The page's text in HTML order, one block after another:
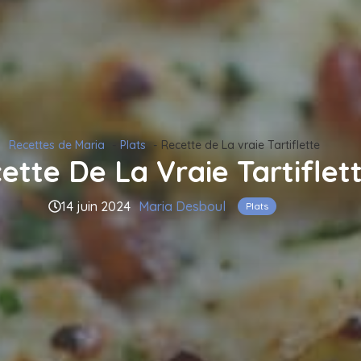
Recettes de Maria Plats Recette de La vraie Tartiflette
De La Vraie
14 juin 2024 Maria Desboul Plats